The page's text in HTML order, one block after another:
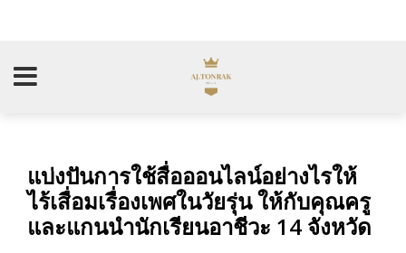
แบ่งปันการใช้สื่อออนไลน์อย่างไรให้
ไร้เสื่อมเรื่องเพศในวัยรุ่น ให้กับคุณครู
และแกนนำนักเรียนอาชีวะ 14 จังหวัด